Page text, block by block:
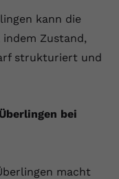
kann die
Zustand,
strukturiert und
bei
macht